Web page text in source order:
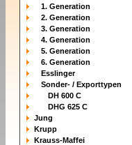
1. Generation
2. Generation
3. Generation
4. Generation
5. Generation
6. Generation
Esslinger
Sonder- / Exporttypen
DH 600 C
DHG 625 C
Jung
Krupp
Krauss-Maffei